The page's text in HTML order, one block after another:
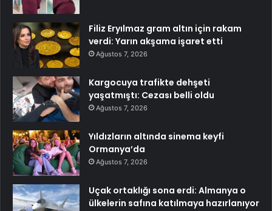
Filiz Eryılmaz gram altın için rakam
verdi: Yarın akşama işaret etti
Ağustos 7, 2026
Kargocuya trafikte dehşeti
yaşatmıştı: Cezası belli oldu
Ağustos 7, 2026
Yıldızların altında sinema keyfi
Ormanya’da
Ağustos 7, 2026
Uçak ortaklığı sona erdi: Almanya o
ülkelerin safına katılmaya hazırlanıyor